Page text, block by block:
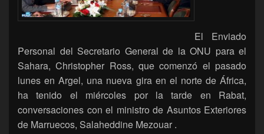
El Enviado
Personal del Secretario General de la ONU para el
Sahara, Christopher Ross, que comenzó el pasado
lunes en Argel, una nueva gira en el norte de África,
ha tenido el miércoles por la tarde en Rabat,
conversaciones con el ministro de Asuntos Exteriores
de Marruecos, Salaheddine Mezouar .